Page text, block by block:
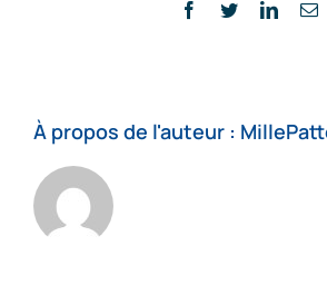
Contact
Facebook
Twitter
À propos de l'auteur :